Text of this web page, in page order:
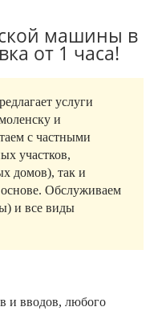
машины в
от 1 часа!
услуги
и
с частными
участков,
домов), так и
Обслуживаем
и все виды
и вводов, любого